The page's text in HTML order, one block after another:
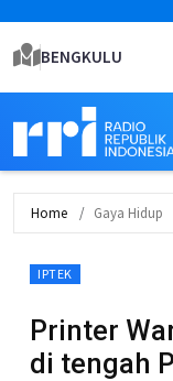
BENGKULU
Home Gaya Hidup
IPTEK
Printer
di tengah